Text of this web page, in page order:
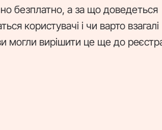
безплатно, а за що доведеться
користувачі і чи варто взагалі
могли вирішити це ще до